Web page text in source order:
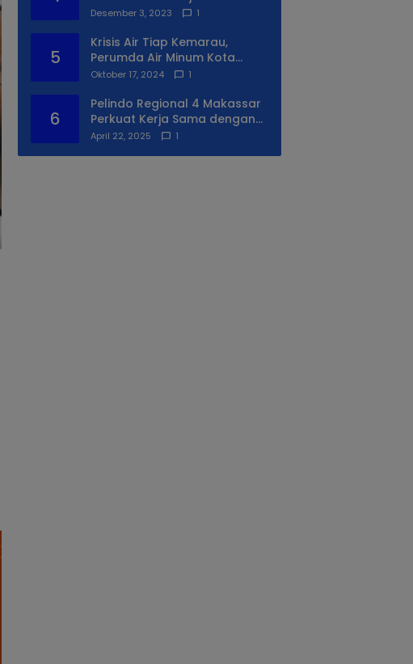
Syukuran Ke II
Desember 3, 2023 1
5
Krisis Air Tiap Kemarau,
Perumda Air Minum Kota
Makassar Beri Solusi Terbaik
Oktober 17, 2024 1
6
Pelindo Regional 4 Makassar
Perkuat Kerja Sama dengan
PIP Makassar Lewat Praktek
April 22, 2025 1